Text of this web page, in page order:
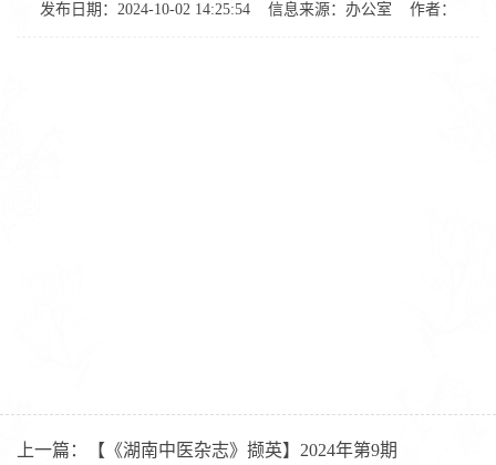
发布日期：2024-10-02 14:25:54 信息来源： 办公室 作者：
上一篇： 【《湖南中医杂志》撷英】2024年第9期